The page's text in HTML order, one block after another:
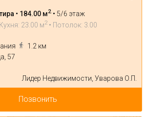
• 184.00 м2 • 5/6 этаж
23.00 м2 • Потолок: 3.00
1.2 км
57
Лидер Недвижимости, Уварова О.П.
Позвонить